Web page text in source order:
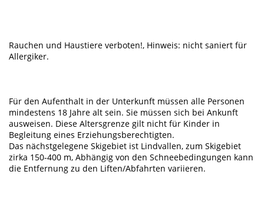
Rauchen und Haustiere verboten!, Hinweis: nicht saniert für
Allergiker.
Für den Aufenthalt in der Unterkunft müssen alle Personen
mindestens 18 Jahre alt sein. Sie müssen sich bei Ankunft
ausweisen. Diese Altersgrenze gilt nicht für Kinder in
Begleitung eines Erziehungsberechtigten.
Das nächstgelegene Skigebiet ist Lindvallen, zum Skigebiet
zirka 150-400 m, Abhängig von den Schneebedingungen kann
die Entfernung zu den Liften/Abfahrten variieren.